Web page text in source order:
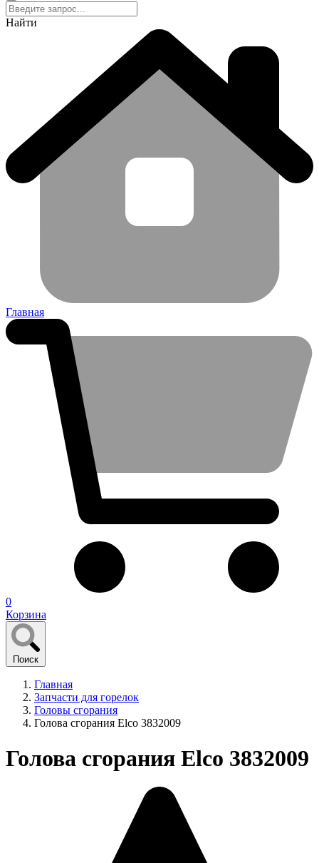
Найти
Главная
0
Корзина
Поиск
Главная
Запчасти для горелок
Головы сгорания
Голова сгорания Elco 3832009
Голова сгорания Elco 3832009